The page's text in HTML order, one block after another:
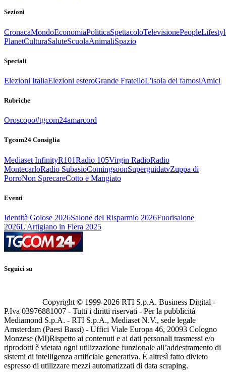
Sezioni
CronacaMondoEconomiaPoliticaSpettacoloTelevisionePeople
PlanetCulturaSaluteScuolaAnimaliSpazio
Speciali
Elezioni ItaliaElezioni esteroGrande FratelloL'isola dei famosiAmici
Rubriche
Oroscopo#tgcom24amarcord
Tgcom24 Consiglia
Mediaset InfinityR101Radio 105Virgin RadioRadio
MontecarloRadio SubasioComingsoonSuperguidatvZuppa di
PorroNon SprecareCotto e Mangiato
Eventi
Identità Golose 2026Salone del Risparmio 2026Fuorisalone
2026L'Artigiano in Fiera 2025
Seguici su
Copyright © 1999-2026 RTI S.p.A. Business Digital -
P.Iva 03976881007 - Tutti i diritti riservati - Per la pubblicità
Mediamond S.p.A. - RTI S.p.A., Mediaset N.V., sede legale
Amsterdam (Paesi Bassi) - Uffici Viale Europa 46, 20093 Cologno
Monzese (MI)Rispetto ai contenuti e ai dati personali trasmessi e/o
riprodotti è vietata ogni utilizzazione funzionale all’addestramento di
sistemi di intelligenza artificiale generativa. È altresì fatto divieto
espresso di utilizzare mezzi automatizzati di data scraping.